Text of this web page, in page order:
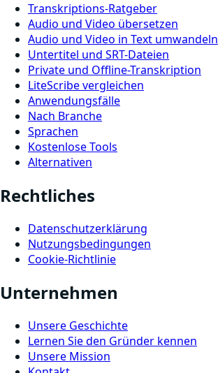
Transkriptions-Ratgeber
Audio und Video übersetzen
Audio und Video in Text umwandeln
Untertitel und SRT-Dateien
Private und Offline-Transkription
LiteScribe vergleichen
Anwendungsfälle
Nach Branche
Sprachen
Kostenlose Tools
Alternativen
Rechtliches
Datenschutzerklärung
Nutzungsbedingungen
Cookie-Richtlinie
Unternehmen
Unsere Geschichte
Lernen Sie den Gründer kennen
Unsere Mission